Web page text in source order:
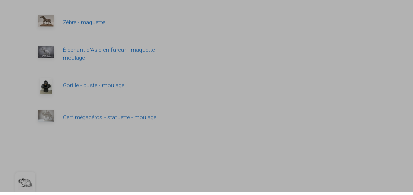
Zèbre - maquette
Éléphant d'Asie en fureur - maquette -
moulage
Gorille - buste - moulage
Cerf mégacéros - statuette - moulage